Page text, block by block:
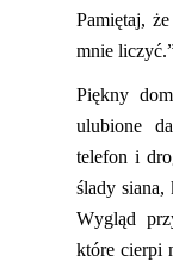
Pamiętaj,
mnie
Piękny
ulubione
telefon i
ślady siana,
Wygląd
które cierpi